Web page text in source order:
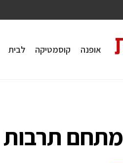
אופנה קוסמטיקה לבית
מתחם תרבות